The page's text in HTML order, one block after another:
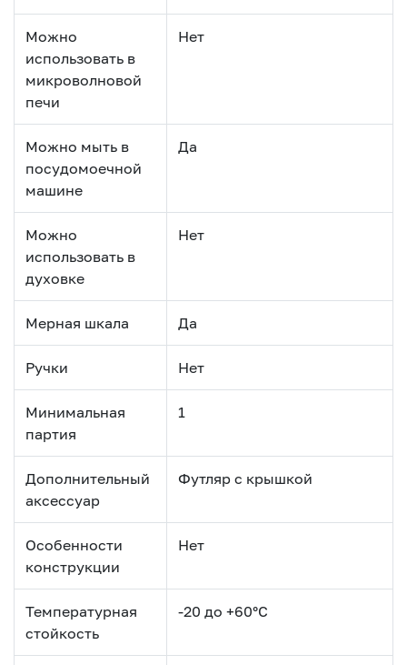
Можно
использовать в
микроволновой
печи
Нет
Можно мыть в
посудомоечной
машине
Да
Можно
использовать в
духовке
Нет
Мерная шкала Да
Ручки Нет
Минимальная
партия
1
Дополнительный
аксессуар
Футляр с крышкой
Особенности
конструкции
Нет
Температурная
стойкость
-20 до +60°С